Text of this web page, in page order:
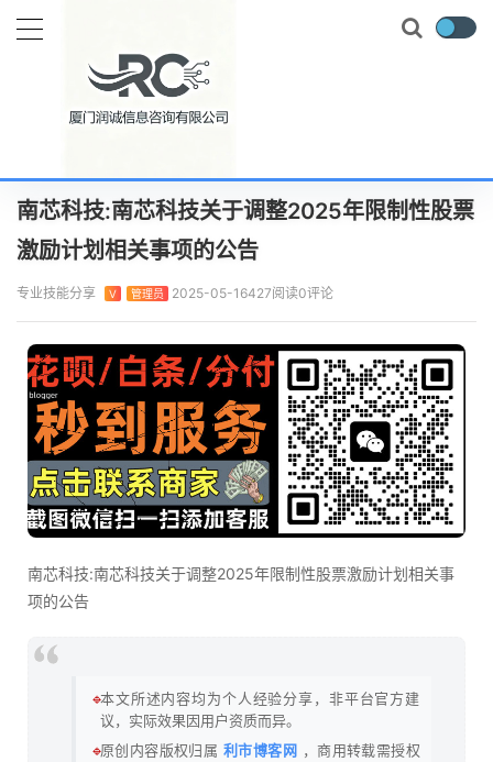
当前位置： 首页 实时要闻
南芯科技:南芯科技关于调整2025年限制性股票
激励计划相关事项的公告
专业技能分享 V 管理员 2025-05-16427阅读0评论
南芯科技:南芯科技关于调整2025年限制性股票激励计划相关事
项的公告
🔹本文所述内容均为个人经验分享，非平台官方建
议，实际效果因用户资质而异。
🔹原创内容版权归属 利市博客网 ，商用转载需授权